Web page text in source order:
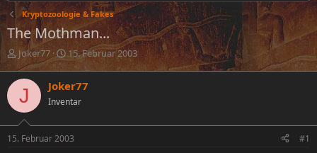
Kryptozoologie & Fakes
The Mothman...
E
s
e
l
l
e
Joker77
E
t
e
l
t
15. Februar 2003
J Joker77
Inventar
15. Februar 2003 #1